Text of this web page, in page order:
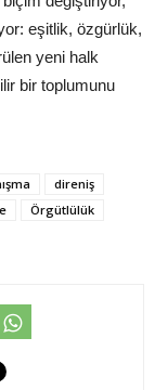
eşitlik, özgürlük,
yeni halk
bir toplumunu
direniş
Örgütlülük